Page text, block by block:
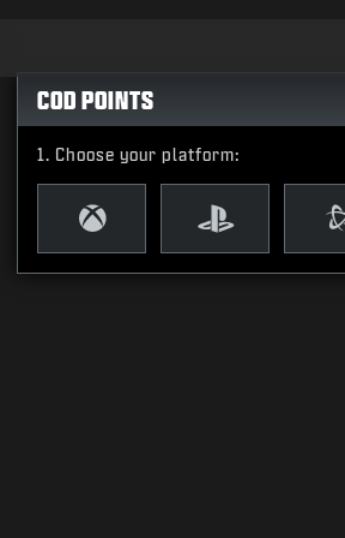
COD POINTS
Choose your platform: